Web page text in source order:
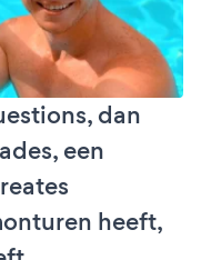
dan
een
heeft,